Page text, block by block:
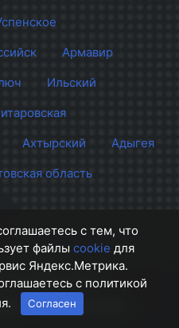
Армавир
Ильский
Ахтырский
Адыгея
область
СМИ Кубани
Напишите нам
с тем, что
файлы cookie для
Яндекс.Метрика.
с политикой
Согласен